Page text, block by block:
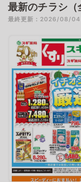
最新のチラシ（
最終更新：2026/08/04